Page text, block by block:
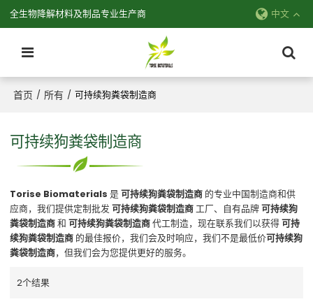
全生物降解材料及制品专业生产商 中文
首页 / 所有 / 可持续狗粪袋制造商
可持续狗粪袋制造商
Torise Biomaterials 是可持续狗粪袋制造商 的专业中国制造商和供
应商，我们提供定制批发可持续狗粪袋制造商工厂、自有品牌可持续狗
粪袋制造商和可持续狗粪袋制造商代工制造，现在联系我们以获得可持
续狗粪袋制造商 的最佳报价，我们会及时响应，我们不是最低价可持续狗
粪袋制造商，但我们会为您提供更好的服务。
2个结果